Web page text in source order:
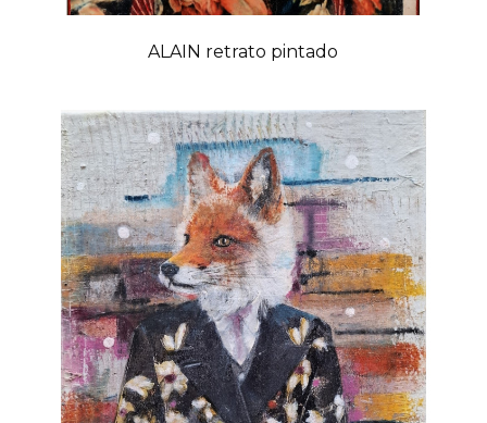
ALAIN retrato pintado